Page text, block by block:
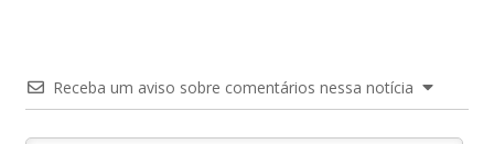
Receba um aviso sobre comentários nessa notícia